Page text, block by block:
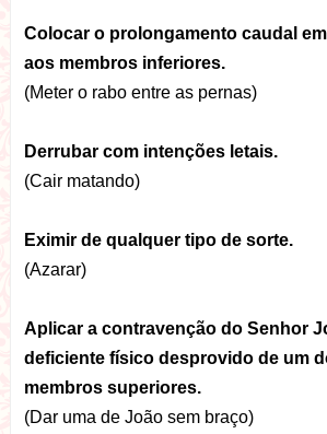
Colocar o prolongamento caudal
aos membros inferiores.
(Meter o rabo entre as pernas)
Derrubar com intenções letais.
(Cair matando)
Eximir de qualquer tipo de sorte.
(Azarar)
Aplicar a contravenção do Senhor
deficiente físico desprovido de um
membros superiores.
(Dar uma de João sem braço)